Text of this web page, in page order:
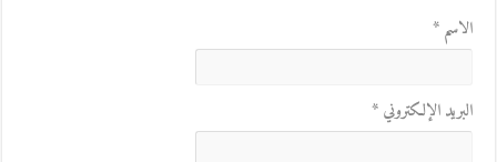
الاسم*
البريد الإلكتروني*